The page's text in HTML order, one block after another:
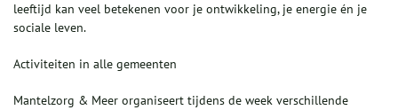
leeftijd kan veel betekenen voor je ontwikkeling, je energie én je
sociale leven.
Activiteiten in alle gemeenten
Mantelzorg & Meer organiseert tijdens de week verschillende